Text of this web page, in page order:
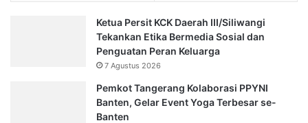
Ketua Persit KCK Daerah III/Siliwangi
Tekankan Etika Bermedia Sosial dan
Penguatan Peran Keluarga
7 Agustus 2026
Pemkot Tangerang Kolaborasi PPYNI
Banten, Gelar Event Yoga Terbesar se-
Banten